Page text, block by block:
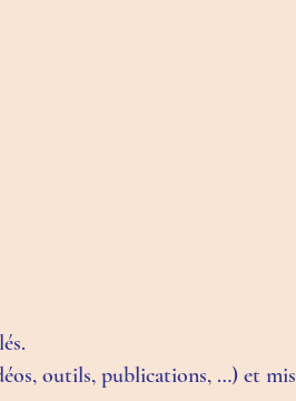
outils, publications, …) et mis